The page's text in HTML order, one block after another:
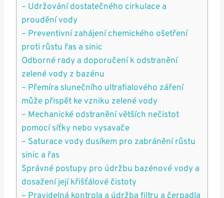
– Udržování dostatečného cirkulace a
proudění vody
– Preventivní zahájení chemického ošetření
proti růstu řas a sinic
Odborné rady a doporučení k odstranění
zelené vody z bazénu
– Přemíra slunečního ultrafialového záření
může přispět ke vzniku zelené vody
– Mechanické odstranění větších nečistot
pomocí síťky nebo vysavače
– Saturace vody dusíkem pro zabránění růstu
sinic a řas
Správné postupy pro údržbu bazénové vody a
dosažení její křišťálové čistoty